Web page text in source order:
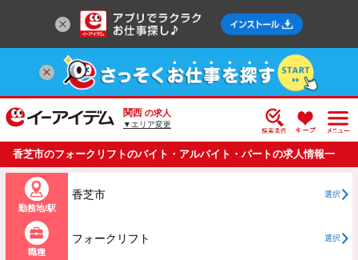
関西 の求人
▼エリア変更
香芝市のフォークリフトのバイト・アルバイト・パートの求人情報一
覧
勤務地/駅
香芝市 選択
職種
フォークリフト 選択